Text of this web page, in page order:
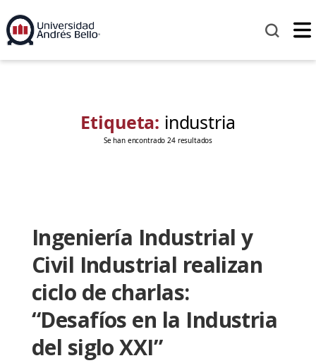
Etiqueta: industria
Se han encontrado 24 resultados
Ingeniería Industrial y
Civil Industrial realizan
ciclo de charlas:
“Desafíos en la Industria
del siglo XXI”